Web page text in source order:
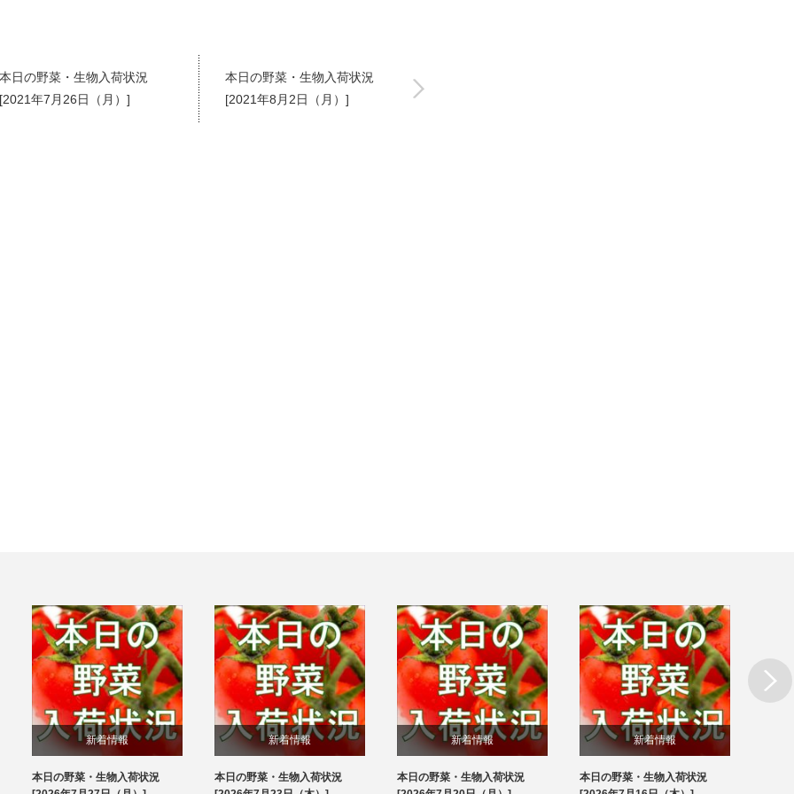
本日の野菜・生物入荷状況
[2021年7月26日（月）]
本日の野菜・生物入荷状況
[2021年8月2日（月）]
新着情報
ブログ
本日の野菜・生物入荷状況
新着情報
ブログ
本日の野菜・生物入荷状況
新着情報
ブログ
本日の野菜・生物入荷状況
新着情報
ブログ
本日の野菜・生物入荷状況
Next